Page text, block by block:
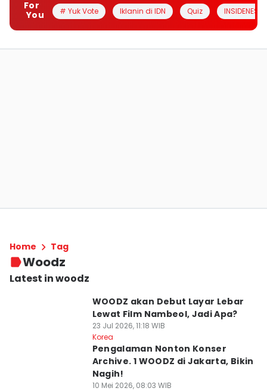
For
You
# Yuk Vote Iklanin di IDN Quiz INSIDENESIA
Home Tag
Woodz
Latest in woodz
WOODZ akan Debut Layar Lebar
Lewat Film Nambeol, Jadi Apa?
23 Jul 2026, 11:18 WIB
Korea
Pengalaman Nonton Konser
Archive. 1 WOODZ di Jakarta, Bikin
Nagih!
10 Mei 2026, 08:03 WIB